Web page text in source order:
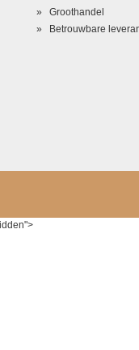
Groothandel
Betrouwbare